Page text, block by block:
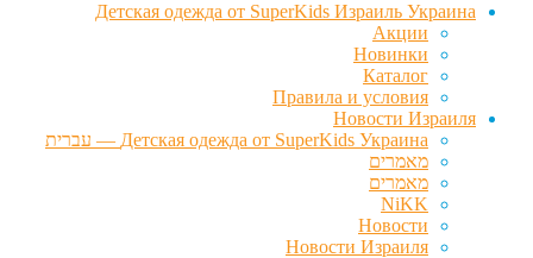
Детская одежда от SuperKids Израиль Украина
Акции
Новинки
Каталог
Правила и условия
Новости Израиля
Детская одежда от SuperKids Украина — עברית
מאמרים
מאמרים
NiKK
Новости
Новости Израиля